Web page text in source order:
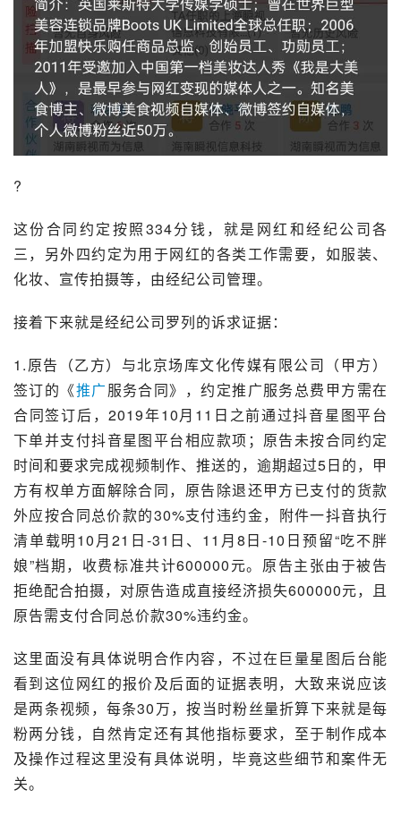
?
这份合同约定按照334分钱，就是网红和经纪公司各
三，另外四约定为用于网红的各类工作需要，如服装、
化妆、宣传拍摄等，由经纪公司管理。
接着下来就是经纪公司罗列的诉求证据：
1.原告（乙方）与北京场库文化传媒有限公司（甲方）
签订的《推广服务合同》，约定推广服务总费甲方需在
合同签订后，2019年10月11日之前通过抖音星图平台
下单并支付抖音星图平台相应款项；原告未按合同约定
时间和要求完成视频制作、推送的，逾期超过5日的，甲
方有权单方面解除合同，原告除退还甲方已支付的货款
外应按合同总价款的30%支付违约金，附件一抖音执行
清单载明10月21日-31日、11月8日-10日预留“吃不胖
娘”档期，收费标准共计600000元。原告主张由于被告
拒绝配合拍摄，对原告造成直接经济损失600000元，且
原告需支付合同总价款30%违约金。
这里面没有具体说明合作内容，不过在巨量星图后台能
看到这位网红的报价及后面的证据表明，大致来说应该
是两条视频，每条30万，按当时粉丝量折算下来就是每
粉两分钱，自然肯定还有其他指标要求，至于制作成本
及操作过程这里没有具体说明，毕竟这些细节和案件无
关。